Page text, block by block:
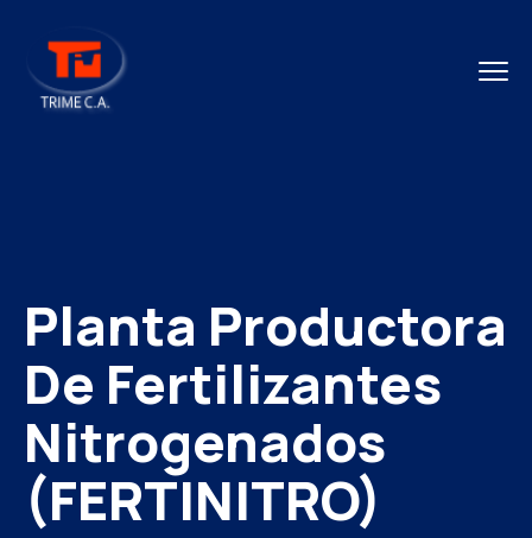
Planta Productora
De Fertilizantes
Nitrogenados
(FERTINITRO)